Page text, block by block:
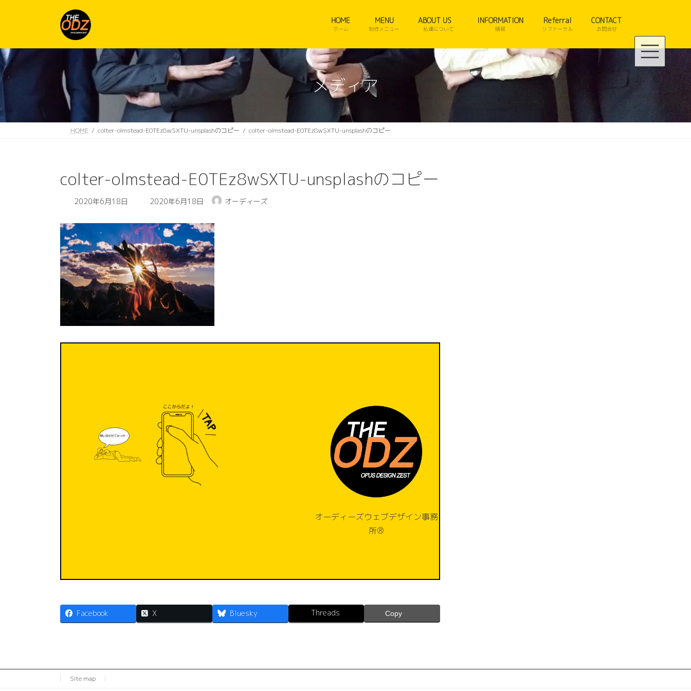
ツ
へ
ス
プ
シ
ョ
ン
動
HOME
ホーム
MENU
制作メニュー
ABOUT US
私達について
INFORMATION
情報
Referral
リファーラル
CONTACT
お問合せ
メディア
HOME colter-olmstead-E0TEz8wSXTU-unsplashのコピー colter-olmstead-E0TEz8wSXTU-unsplashのコピー
colter-olmstead-E0TEz8wSXTU-unsplashのコピー
2020年6月18日
最
新
日
時
:
2020年6月18日 オーディーズ
オーディーズウェブデザイン事務
所®️
Facebook X Bluesky Threads Copy
Site map